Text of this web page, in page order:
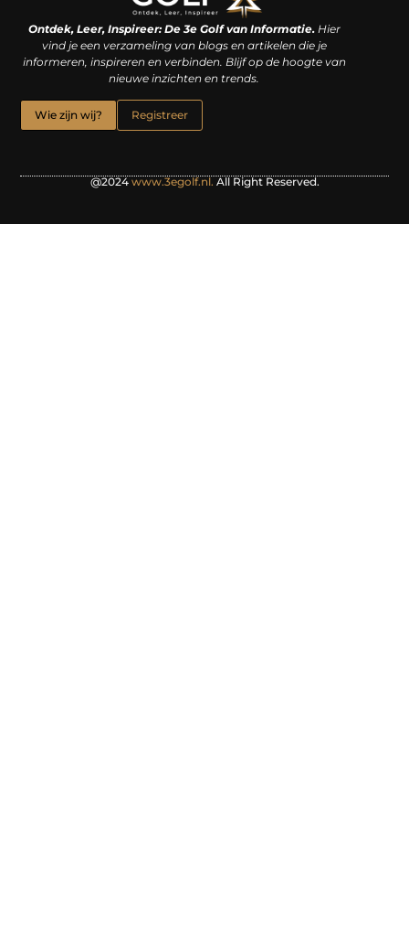
Ontdek, Leer, Inspireer: De 3e Golf van Informatie.Hier
vind je een verzameling van blogs en artikelen die je
informeren, inspireren en verbinden. Blijf op de hoogte van
nieuwe inzichten en trends.
Wie zijn wij? Registreer
@2024www.3egolf.nl.All Right Reserved.